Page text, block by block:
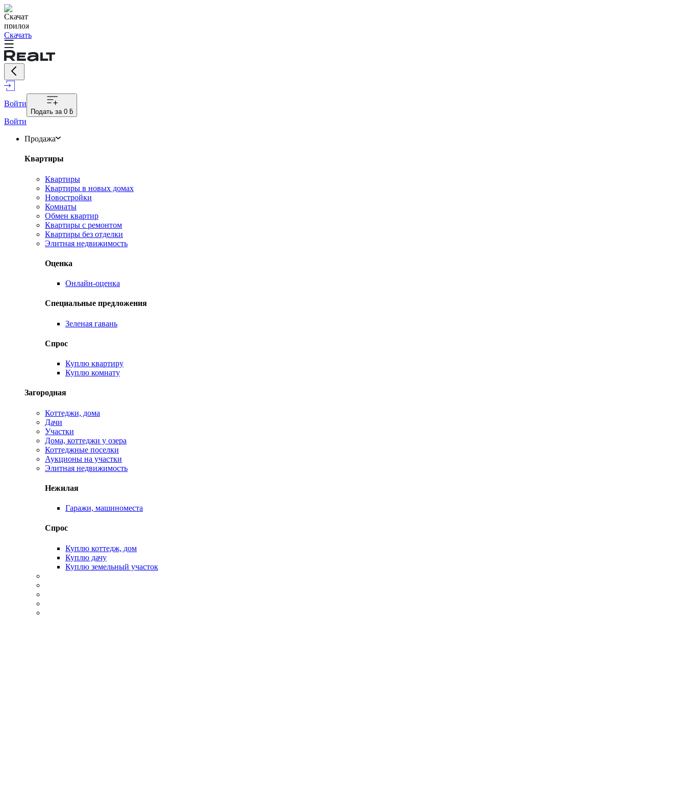
Скачать
Войти
Подать за 0 ƃ
Войти
Продажа
Квартиры
Квартиры
Квартиры в новых домах
Новостройки
Комнаты
Обмен квартир
Квартиры с ремонтом
Квартиры без отделки
Элитная недвижимость
Оценка
Онлайн-оценка
Специальные предложения
Зеленая гавань
Спрос
Куплю квартиру
Куплю комнату
Загородная
Коттеджи, дома
Дачи
Участки
Дома, коттеджи у озера
Коттеджные поселки
Аукционы на участки
Элитная недвижимость
Нежилая
Гаражи, машиноместа
Спрос
Куплю коттедж, дом
Куплю дачу
Куплю земельный участок